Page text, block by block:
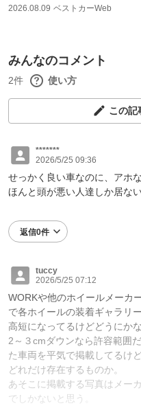
2026.08.09 ベストカーWeb
みんなのコメント
2件 使い方
この記
*******
2026/5/25 09:36
せっかく良い車なのに、アホ
ほんと頭が悪い人達しか居な
返信0件
tuccy
2026/5/25 07:12
WORKや他のホイールメーカ
で各ホイールの装着ギャラリ
高短になってるけどどうにか
2～３cmダウンなら許容範囲
た車両を平気で掲載してるけ
どれだけ存在するものか。
あそこに掲載する写真はメー
でしかないと思う。